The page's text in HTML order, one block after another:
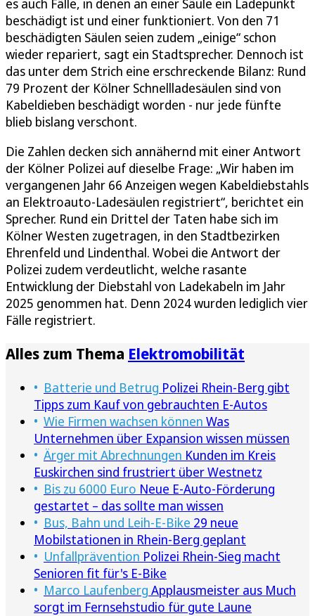
es auch Fälle, in denen an einer Säule ein Ladepunkt
beschädigt ist und einer funktioniert. Von den 71
beschädigten Säulen seien zudem „einige“ schon
wieder repariert, sagt ein Stadtsprecher. Dennoch ist
das unter dem Strich eine erschreckende Bilanz: Rund
79 Prozent der Kölner Schnellladesäulen sind von
Kabeldieben beschädigt worden - nur jede fünfte
blieb bislang verschont.
Die Zahlen decken sich annähernd mit einer Antwort
der Kölner Polizei auf dieselbe Frage: „Wir haben im
vergangenen Jahr 66 Anzeigen wegen Kabeldiebstahls
an Elektroauto-Ladesäulen registriert“, berichtet ein
Sprecher. Rund ein Drittel der Taten habe sich im
Kölner Westen zugetragen, in den Stadtbezirken
Ehrenfeld und Lindenthal. Wobei die Antwort der
Polizei zudem verdeutlicht, welche rasante
Entwicklung der Diebstahl von Ladekabeln im Jahr
2025 genommen hat. Denn 2024 wurden lediglich vier
Fälle registriert.
Alles zum Thema Elektromobilität
Batterie und Betrug Polizei Rhein-Berg gibt
Tipps zum Kauf von gebrauchten E-Autos
Wie Firmen wachsen können Was
Unternehmen über Expansion wissen müssen
Ärger mit Abrechnungen Kunden im Kreis
Euskirchen sind frustriert über Westnetz
Bis zu 6000 Euro Neue E‑Auto‑Förderung
gestartet – das sollte man wissen
Bus, Bahn und Leih-E-Bike 29 neue
Mobilstationen in Rhein-Berg geplant
Unfallprävention Polizei Rhein-Sieg macht
Senioren fit für's E-Bike
Marco Laufenberg Applausmeister aus Much
sorgt im Fernsehstudio für gute Laune